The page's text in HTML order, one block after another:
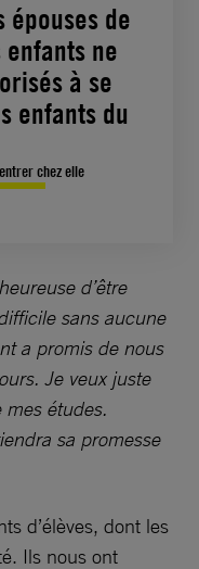
épouses de
enfants ne
à se
enfants du
chez elle
d’être
sans aucune
a promis de nous
Je veux juste
mes études.
sa promesse
d’élèves, dont les
Ils nous ont